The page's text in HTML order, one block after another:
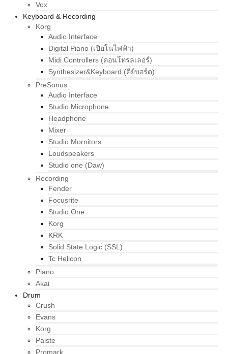
Vox
Keyboard & Recording
Korg
Audio Interface
Digital Piano (เปียโนไฟฟ้า)
Midi Controllers (คอนโทรลเลอร์)
Synthesizer&Keyboard (คีย์บอร์ด)
PreSonus
Audio Interface
Studio Microphone
Headphone
Mixer
Studio Mornitors
Loudspeakers
Studio one (Daw)
Recording
Fender
Focusrite
Studio One
Korg
KRK
Solid State Logic (SSL)
Tc Helicon
Piano
Akai
Drum
Crush
Evans
Korg
Paiste
Promark